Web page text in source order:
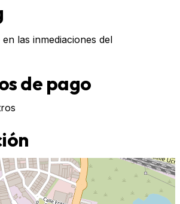
las inmediaciones del
de pago